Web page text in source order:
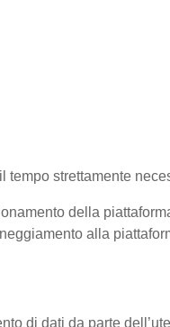
strettamente
della
alla
di dati da parte